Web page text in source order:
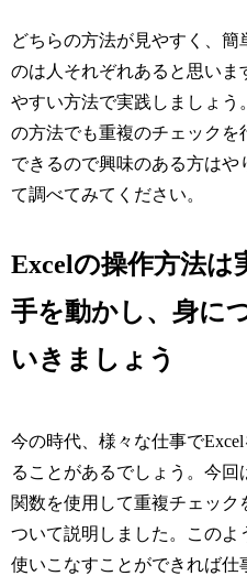
どちらの方法が見やすく、簡
のは人それぞれあると思いま
やすい方法で実践しましょう
の方法でも重複のチェックを
できるので興味のある方はや
て調べてみてください。
Excelの操作方法は
手を動かし、身に
いきましょう
今の時代、様々な仕事で
ることがあるでしょう。今回
関数を使用して重複チェック
ついて説明しました。このよ
使いこなすことができれば仕